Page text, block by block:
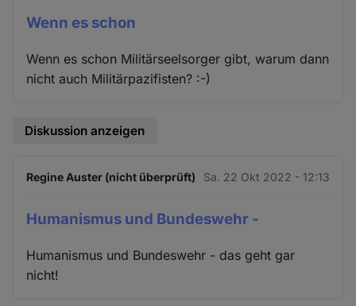
Wenn es schon
Wenn es schon Militärseelsorger gibt, warum dann
nicht auch Militärpazifisten? :-)
Diskussion anzeigen
Regine Auster (nicht überprüft) Sa. 22 Okt 2022 - 12:13
Humanismus und Bundeswehr -
Humanismus und Bundeswehr - das geht gar
nicht!